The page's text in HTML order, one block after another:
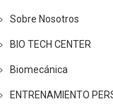
Sobre Nosotros
BIO TECH CENTER
Biomecánica
ENTRENAMIENTO